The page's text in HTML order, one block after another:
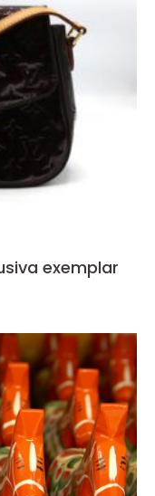
exemplar